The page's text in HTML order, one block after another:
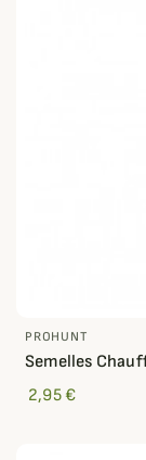
PROHUNT
Semelles
2,95 €